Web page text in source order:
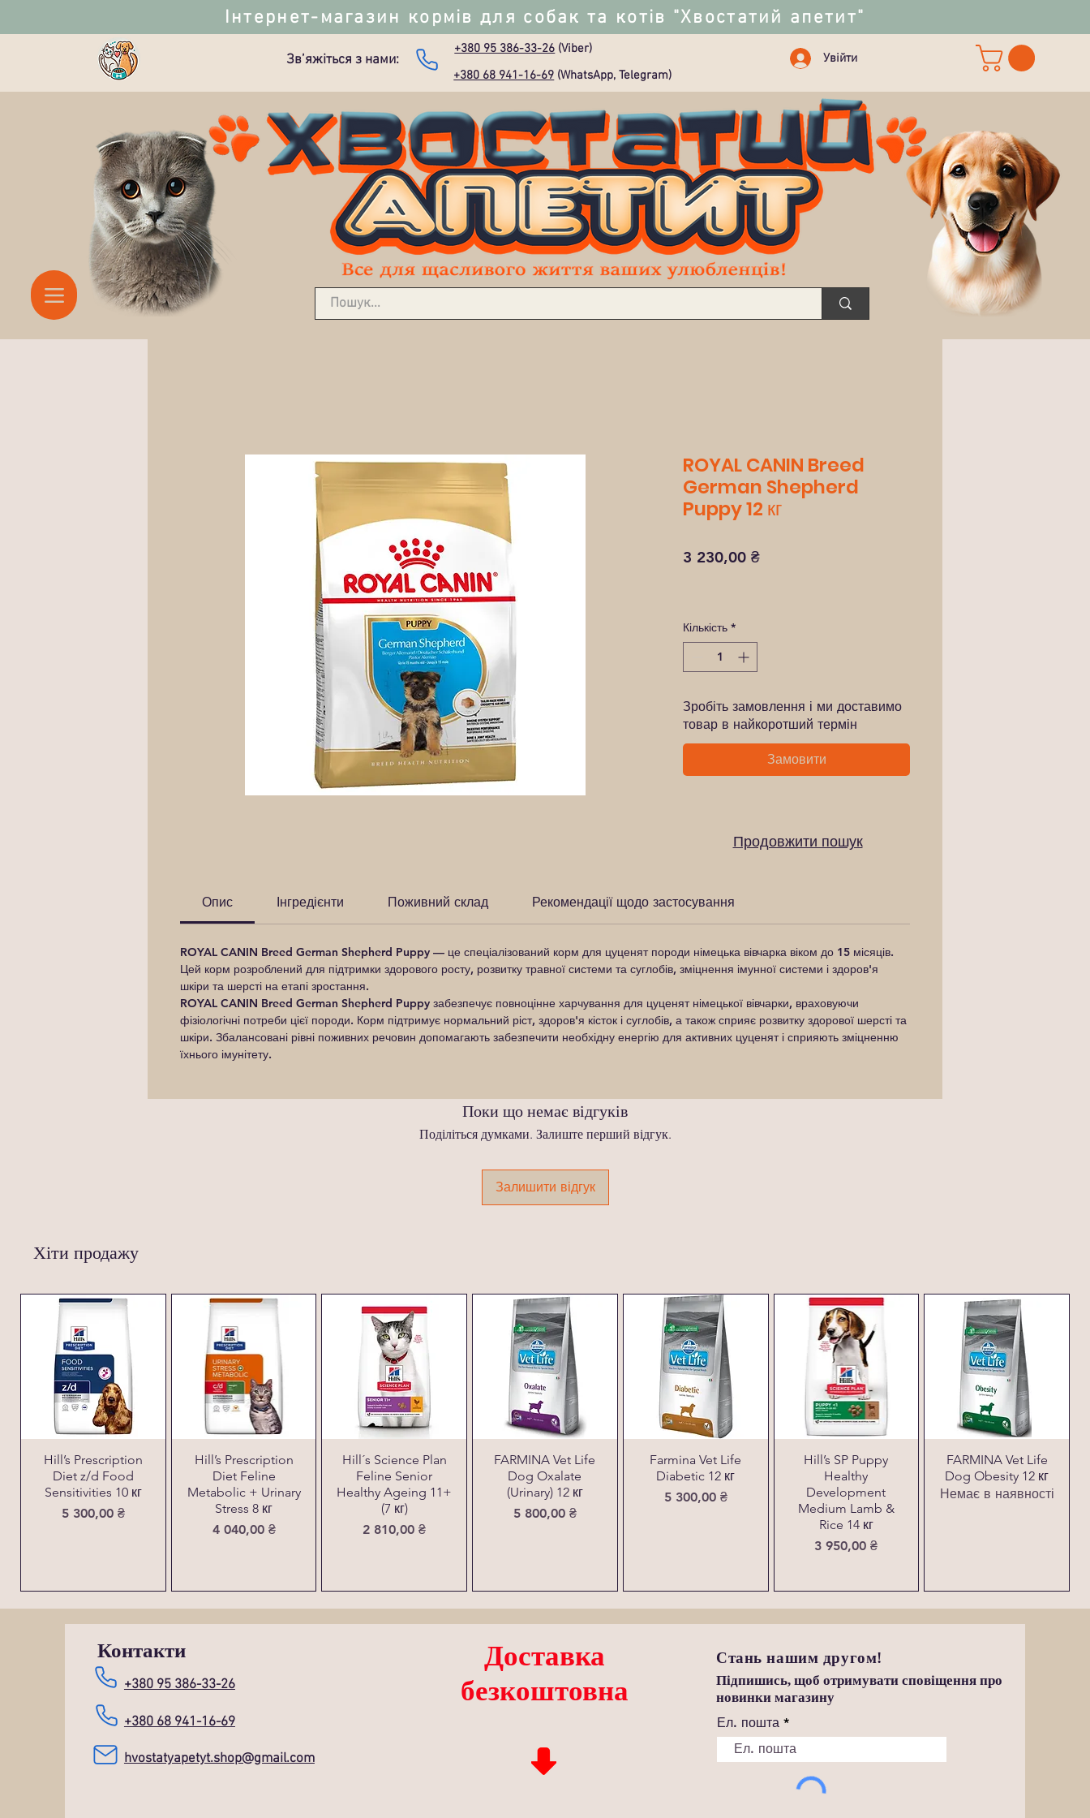
Інтернет-магазин кормів для собак та котів "Хвостатий апетит"
Зв’яжіться з нами:
+380 95 386-33-26 (Viber)
+380 68 941-16-69 (WhatsApp, Telegram)
Увійти
ROYAL CANIN Breed
German Shepherd
Puppy 12 кг
3 230,00 ₴Ціна
Кількість *
Зробіть замовлення і ми доставимо
товар в найкоротший термін
Замовити
Опис Інгредієнти Поживний склад Рекомендації щодо застосування
ROYAL CANIN Breed German Shepherd Puppy — це спеціалізований корм для цуценят породи німецька вівчарка віком до 15 місяців.
Цей корм розроблений для підтримки здорового росту, розвитку травної системи та суглобів, зміцнення імунної системи і здоров'я
шкіри та шерсті на етапі зростання.
ROYAL CANIN Breed German Shepherd Puppy забезпечує повноцінне харчування для цуценят німецької вівчарки, враховуючи
фізіологічні потреби цієї породи. Корм підтримує нормальний ріст, здоров'я кісток і суглобів, а також сприяє розвитку здорової шерсті та
шкіри. Збалансовані рівні поживних речовин допомагають забезпечити необхідну енергію для активних цуценят і сприяють зміцненню
їхнього імунітету.
Поки що немає відгуків
Поділіться думками. Залиште перший відгук.
Залишити відгук
Продовжити пошук
Хіти продажу
Hill’s Prescription
Diet z/d Food
Sensitivities 10 кг
Ціна
5 300,00 ₴
Hill’s Prescription
Diet Feline
Metabolic + Urinary
Stress 8 кг
Ціна
4 040,00 ₴
Hill´s Science Plan
Feline Senior
Healthy Ageing 11+
(7 кг)
Ціна
2 810,00 ₴
FARMINA Vet Life
Dog Oxalate
(Urinary) 12 кг
Ціна
5 800,00 ₴
Farmina Vet Life
Diabetic 12 кг
Ціна
5 300,00 ₴
Hill’s SP Puppy
Healthy
Development
Medium Lamb &
Rice 14 кг
Ціна
3 950,00 ₴
FARMINA Vet Life
Dog Obesity 12 кг
Немає в наявності
Контакти
+380 95 386-33-26
+380 68 941-16-69
hvostatyapetyt.shop@gmail.com
Доставка
безкоштовна
Стань нашим другом!
Підпишись, щоб отримувати сповіщення про
новинки магазину
Ел. пошта